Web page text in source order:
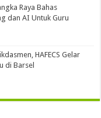
Raya Bahas
dan AI Untuk Guru
HAFECS Gelar
di Barsel